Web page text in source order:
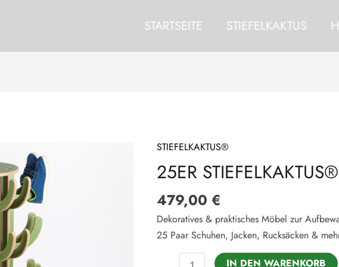
STARTSEITE STIEFELKAKTUS
STIEFELKAKTUS®
25ER STIEFELKAKTUS®
479,00 €
Dekoratives & praktisches Möbel zur
25 Paar Schuhen, Jacken, Rucksäcken &
25er
Stiefelkaktus®
Menge
IN DEN WARENKORB